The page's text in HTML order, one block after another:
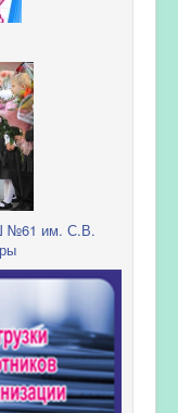
№61 им. С.В.